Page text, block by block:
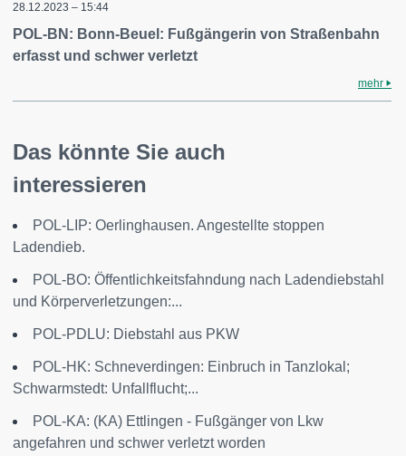
28.12.2023 – 15:44
POL-BN: Bonn-Beuel: Fußgängerin von Straßenbahn
erfasst und schwer verletzt
mehr
Das könnte Sie auch
interessieren
POL-LIP: Oerlinghausen. Angestellte stoppen
Ladendieb.
POL-BO: Öffentlichkeitsfahndung nach Ladendiebstahl
und Körperverletzungen:...
POL-PDLU: Diebstahl aus PKW
POL-HK: Schneverdingen: Einbruch in Tanzlokal;
Schwarmstedt: Unfallflucht;...
POL-KA: (KA) Ettlingen - Fußgänger von Lkw
angefahren und schwer verletzt worden